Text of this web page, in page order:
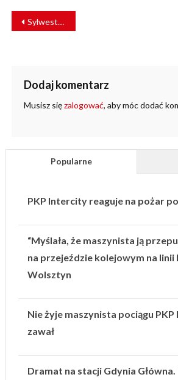
NAWIGACJA
WPISU
Sylwester z Dwójką na Stadionie Śląskim. Jak kursować będzie komunikacja miejska?
Dodaj komentarz
Musisz sięzalogować, aby móc dodać
Popularne
PKP Intercity reaguje na pożar
“Myślała, że maszynista ją
na przejeździe kolejowym na linii
Wolsztyn
Nie żyje maszynista pociągu
zawał
Dramat na stacji Gdynia